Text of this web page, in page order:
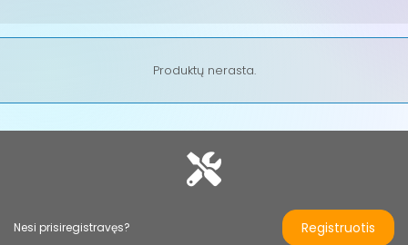
Produktų nerasta.
Nesi prisiregistravęs? Registruotis